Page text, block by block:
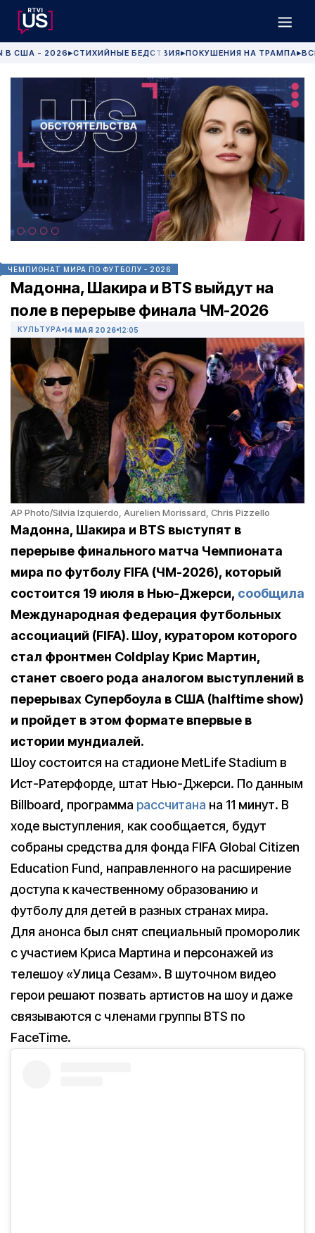
В США - 2026 ▶СТИХИЙНЫЕ БЕДСТВИЯ▶ПОКУШЕНИЯ НА ТРАМПА▶
ЧЕМПИОНАТ МИРА ПО ФУТБОЛУ - 2026
Мадонна, Шакира и BTS выйдут на
поле в перерыве финала ЧМ-2026
КУЛЬТУРА 14 МАЯ 2026 12:05
AP Photo/Silvia Izquierdo, Aurelien Morissard, Chris Pizzello
Мадонна, Шакира и BTS выступят в
перерыве финального матча Чемпионата
мира по футболу FIFA (ЧМ-2026), который
состоится 19 июля в Нью-Джерси, сообщила
Международная федерация футбольных
ассоциаций (FIFA). Шоу, куратором которого
стал фронтмен Coldplay Крис Мартин,
станет своего рода аналогом выступлений в
перерывах Супербоула в США (halftime show)
и пройдет в этом формате впервые в
истории мундиалей.
Шоу состоится на стадионе MetLife Stadium в
Ист-Ратерфорде, штат Нью-Джерси. По данным
Billboard, программа рассчитана на 11 минут. В
ходе выступления, как сообщается, будут
собраны средства для фонда FIFA Global Citizen
Education Fund, направленного на расширение
доступа к качественному образованию и
футболу для детей в разных странах мира.
Для анонса был снят специальный проморолик
с участием Криса Мартина и персонажей из
телешоу «Улица Сезам». В шуточном видео
герои решают позвать артистов на шоу и даже
связываются с членами группы BTS по
FaceTime.